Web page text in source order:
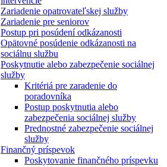
Zariadenie opatrovateľskej služby
Zariadenie pre seniorov
Postup pri posúdení odkázanosti
Opätovné posúdenie odkázanosti na
sociálnu službu
Poskytnutie alebo zabezpečenie sociálnej
služby
Kritériá pre zaradenie do
poradovníka
Postup poskytnutia alebo
zabezpečenia sociálnej služby
Prednostné zabezpečenie sociálnej
služby
Finančný príspevok
Poskytovanie finančného príspevku